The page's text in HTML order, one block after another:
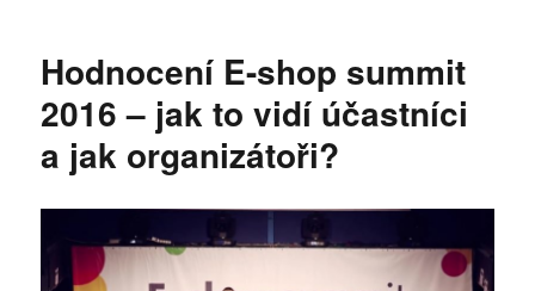
Hodnocení E-shop summit
2016 – jak to vidí účastníci
a jak organizátoři?